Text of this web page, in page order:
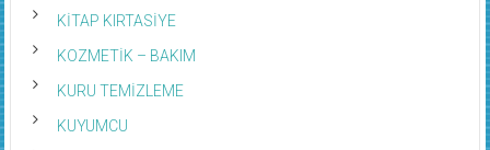
KİTAP KIRTASİYE
KOZMETİK – BAKIM
KURU TEMİZLEME
KUYUMCU